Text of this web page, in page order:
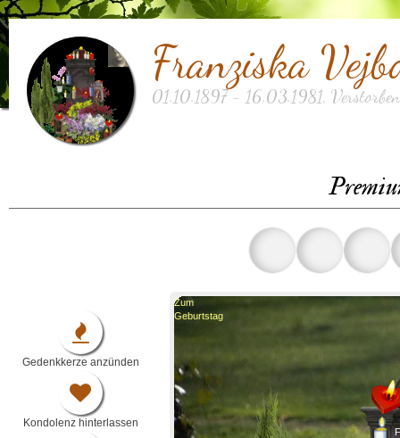
Franziska
01.10.1897 - 16.03.1981,
Gedenkkerze anzünden
Kondolenz hinterlassen
Zum
Geburtstag